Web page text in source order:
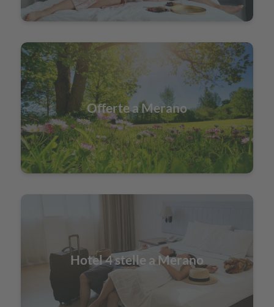
Offerte a Merano
Hotel 4 stelle a Merano